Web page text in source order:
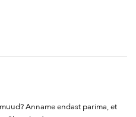
Anname endast parima, et